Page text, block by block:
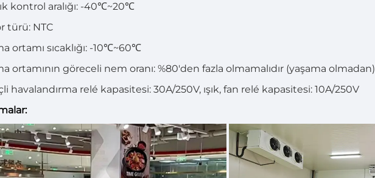
kontrol aralığı: -40℃~20℃
türü: NTC
ortamı sıcaklığı: -10℃~60℃
ortamının göreceli nem oranı: %80'den fazla olmamalıdır (yaşama olmadan)
havalandırma relé kapasitesi: 30A/250V, ışık, fan relé kapasitesi: 10A/250V